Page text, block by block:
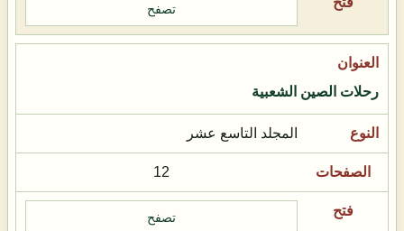
تصفح
رحلات الصين الشعبية
المجلد التاسع عشر
12
تصفح